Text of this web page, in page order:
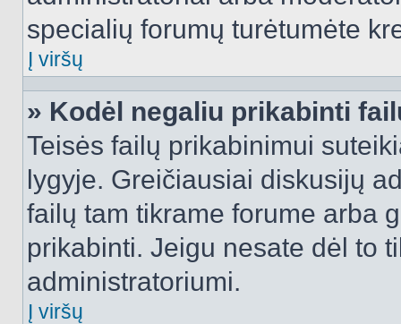
specialių forumų turėtumėte
Į viršų
» Kodėl negaliu prikabinti
Teisės failų prikabinimui
lygyje. Greičiausiai diskusijų
failų tam tikrame forume arba
prikabinti. Jeigu nesate dėl to
administratoriumi.
Į viršų